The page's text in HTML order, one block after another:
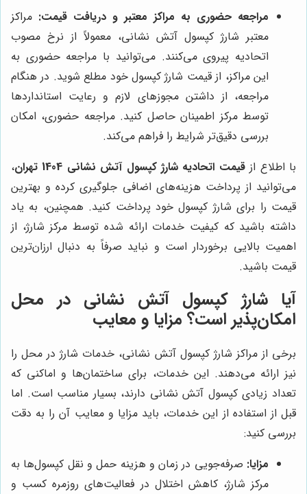
مراجعه حضوری به مراکز معتبر و دریافت قیمت: مراکز
معتبر شارژ کپسول آتش نشانی، معمولاً از نرخ مصوب
اتحادیه پیروی می‌کنند. می‌توانید با مراجعه حضوری به
این مراکز، از قیمت شارژ کپسول خود مطلع شوید. در هنگام
مراجعه، از داشتن مجوزهای لازم و رعایت استانداردها
توسط مرکز اطمینان حاصل کنید. مراجعه حضوری، امکان
بررسی دقیق‌تر شرایط را فراهم می‌کند.
با اطلاع ازقیمت اتحادیه شارژ کپسول آتش نشانی 1404 تهران
،
می‌توانید از پرداخت هزینه‌های اضافی جلوگیری کرده و بهترین
قیمت را برای شارژ کپسول خود پرداخت کنید. همچنین، به یاد
داشته باشید که کیفیت خدمات ارائه شده توسط مرکز شارژ، از
اهمیت بالایی برخوردار است و نباید صرفاً به دنبال ارزان‌ترین
قیمت باشید.
آیا شارژ کپسول آتش نشانی در محل
امکان‌پذیر است؟ مزایا و معایب
برخی از مراکز شارژ کپسول آتش نشانی، خدمات شارژ در محل را
نیز ارائه می‌دهند. این خدمات، برای ساختمان‌ها و اماکنی که
تعداد زیادی کپسول آتش نشانی دارند، بسیار مناسب است. اما
قبل از استفاده از این خدمات، باید مزایا و معایب آن را به دقت
بررسی کنید:
مزایا: صرفه‌جویی در زمان و هزینه حمل و نقل کپسول‌ها به
مرکز شارژ، کاهش اختلال در فعالیت‌های روزمره کسب و